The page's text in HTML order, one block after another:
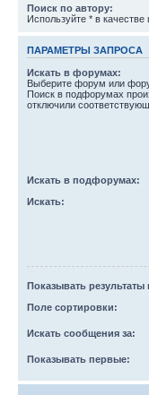
Поиск по автору:
Используйте * в качестве
ПАРАМЕТРЫ ЗАПРОСА
Искать в форумах:
Выберите форум или
Поиск в подфорумах
отключили
Искать в подфорумах:
Искать:
Показывать результаты
Поле сортировки:
Искать сообщения за:
Показывать первые: